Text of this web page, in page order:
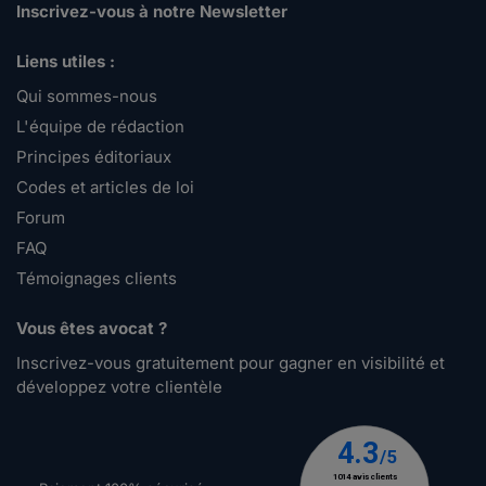
Inscrivez-vous à notre Newsletter
Liens utiles :
Qui sommes-nous
L'équipe de rédaction
Principes éditoriaux
Codes et articles de loi
Forum
FAQ
Témoignages clients
Vous êtes avocat ?
Inscrivez-vous gratuitement pour gagner en visibilité et
développez votre clientèle